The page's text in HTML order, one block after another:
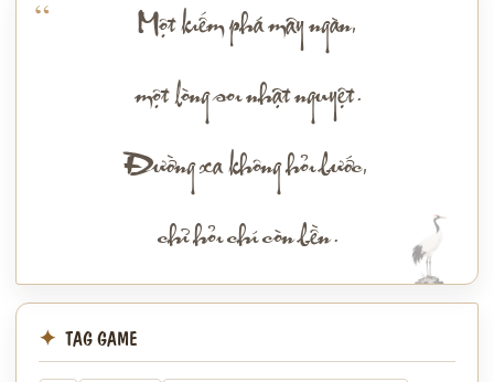
Một kiếm phá mây ngàn,
một lòng soi nhật nguyệt.
Đường xa không hỏi bước,
chỉ hỏi chí còn bền.
TAG GAME